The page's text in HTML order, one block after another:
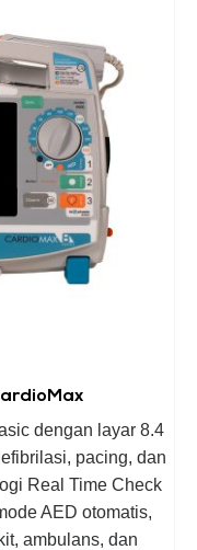
dengan layar 8.4
pacing, dan
Real Time Check
AED otomatis,
ambulans, dan